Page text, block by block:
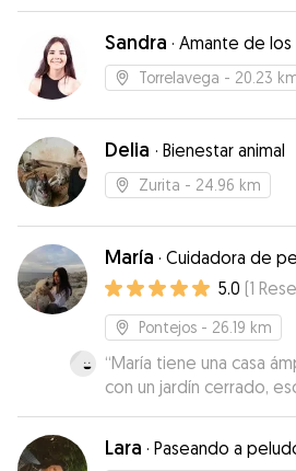
Sandra · Amante de los
Torrelavega - 20.23
Delia · Bienestar animal
Zurita - 24.96 km
María · Cuidadora de
5.0 (1
Pontejos - 26.19 km
“María tiene una casa
con un jardín cerrado,
que no pueden
mandó vídeos y fotos
como de los paseos
Lara · Paseando a